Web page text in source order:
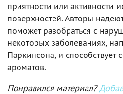
приятности или активности
поверхностей. Авторы
поможет разобраться с
некоторых заболеваниях,
Паркинсона, и
ароматов.
Понравился материал?